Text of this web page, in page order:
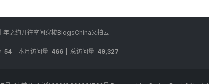
年之约开往空间穿梭BlogsChina又拍云
54 本月访问量 466 总访问量 49,327